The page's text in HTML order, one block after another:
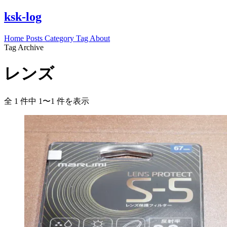
ksk-log
Home Posts Category Tag About
Tag Archive
レンズ
全 1 件中 1〜1 件を表示